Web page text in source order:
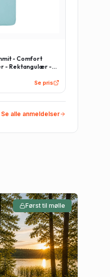
- Comfort
- Rektangulær -
Se pris
Se alle anmeldelser
Først til mølle